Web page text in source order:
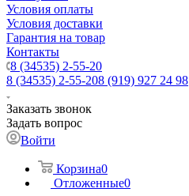
Условия оплаты
Условия доставки
Гарантия на товар
Контакты
8 (34535) 2-55-20
8 (34535) 2-55-208 (919) 927 24 98
Заказать звонок
Задать вопрос
Войти
Корзина0
Отложенные0